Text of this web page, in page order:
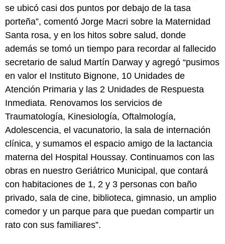
se ubicó casi dos puntos por debajo de la tasa
porteña”, comentó Jorge Macri sobre la Maternidad
Santa rosa, y en los hitos sobre salud, donde
además se tomó un tiempo para recordar al fallecido
secretario de salud Martín Darway y agregó “pusimos
en valor el Instituto Bignone, 10 Unidades de
Atención Primaria y las 2 Unidades de Respuesta
Inmediata. Renovamos los servicios de
Traumatología, Kinesiología, Oftalmología,
Adolescencia, el vacunatorio, la sala de internación
clínica, y sumamos el espacio amigo de la lactancia
materna del Hospital Houssay. Continuamos con las
obras en nuestro Geriátrico Municipal, que contará
con habitaciones de 1, 2 y 3 personas con baño
privado, sala de cine, biblioteca, gimnasio, un amplio
comedor y un parque para que puedan compartir un
rato con sus familiares”.